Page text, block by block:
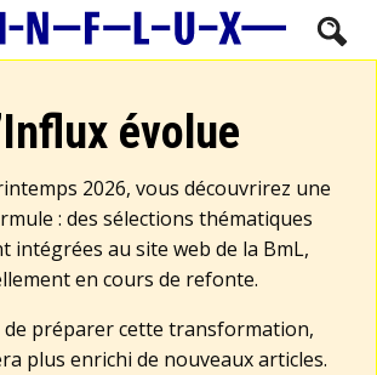
évolue
2026, vous découvrirez une
: des sélections thématiques
intégrées au site web de la BmL,
en cours de refonte.
de préparer cette transformation,
plus enrichi de nouveaux articles.